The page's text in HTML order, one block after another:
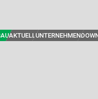
AKTUELLUNTERNEHMEN